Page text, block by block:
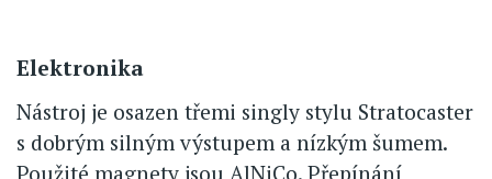
Elektronika
Nástroj je osazen třemi singly stylu Stratocaster
s dobrým silným výstupem a nízkým šumem.
Použité magnety jsou AlNiCo. Přepínání